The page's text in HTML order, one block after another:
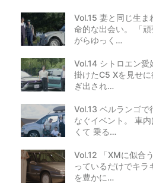
Vol.15 妻と同じ生ま
命的な出会い。 「
がらゆっく…
Vol.14 シトロエン愛
掛けたC5 Xを見せ
ぎ出され…
Vol.13 ベルランゴで
なぐイベント。 車
くて 乗る…
Vol.12 「XMに似合
っているだけでキラ
を豊かに…